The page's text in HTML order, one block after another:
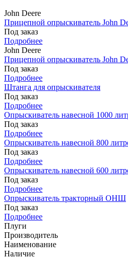
John Deere
Прицепной опрыскиватель John
Под заказ
Подробнее
John Deere
Прицепной опрыскиватель John
Под заказ
Подробнее
Штанга для опрыскивателя
Под заказ
Подробнее
Опрыскиватель навесной 1000
Под заказ
Подробнее
Опрыскиватель навесной 800
Под заказ
Подробнее
Опрыскиватель навесной 600
Под заказ
Подробнее
Опрыскиватель тракторный ОНШ
Под заказ
Подробнее
Плуги
Производитель
Наименование
Наличие